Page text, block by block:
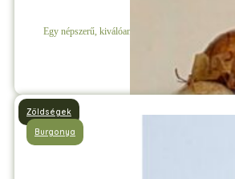
Egy népszerű, kiválóan tárolható, nagy hozamú
Zöldségek
Burgonya